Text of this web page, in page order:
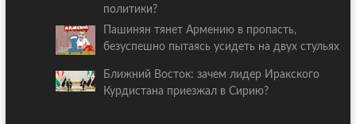
политики?
Пашинян тянет Армению в пропасть,
безуспешно пытаясь усидеть на двух стульях
Ближний Восток: зачем лидер Иракского
Курдистана приезжал в Сирию?